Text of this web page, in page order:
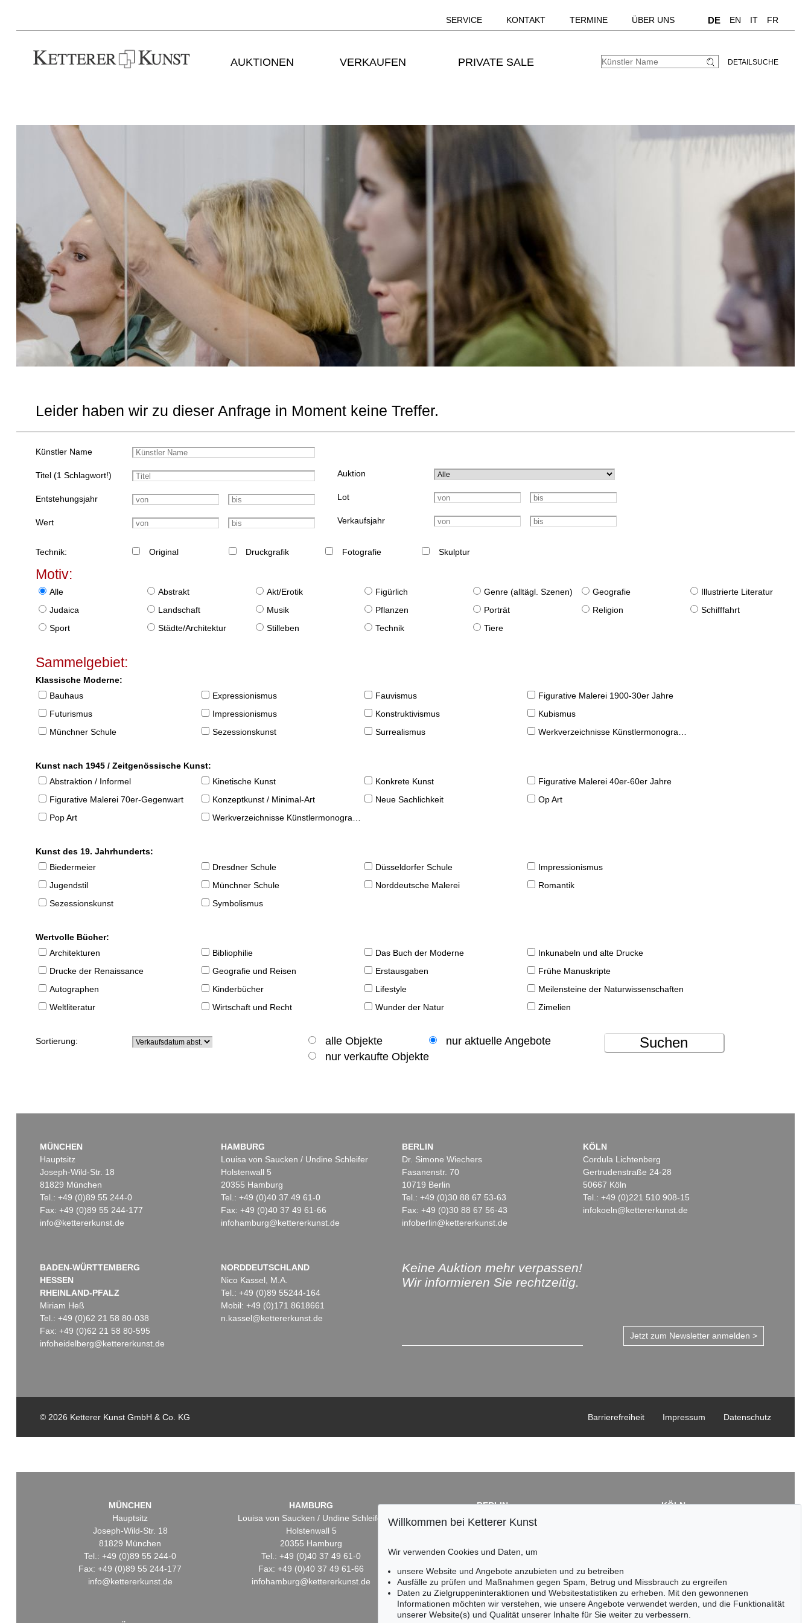
SERVICE KONTAKT TERMINE ÜBER UNS DE EN IT FR
AUKTIONEN VERKAUFEN PRIVATE SALE DETAILSUCHE
Leider haben wir zu dieser Anfrage in Moment keine Treffer.
Künstler Name
Titel (1 Schlagwort!)
Entstehungsjahr
Wert
Auktion
Lot
Verkaufsjahr
Technik: Original Druckgrafik Fotografie Skulptur
Motiv:
Alle Abstrakt Akt/Erotik Figürlich Genre (alltägl. Szenen) Geografie
Illustrierte Literatur
Judaica
Landschaft Musik Pflanzen Porträt Religion
Schifffahrt
Sport
Städte/Architektur Stilleben Technik Tiere
Sammelgebiet:
Klassische Moderne:
Bauhaus
Expressionismus Fauvismus
Figurative Malerei 1900-30er Jahre
Futurismus
Impressionismus Konstruktivismus
Kubismus
Münchner Schule
Sezessionskunst Surrealismus Werkverzeichnisse Künstlermonographien
Kunst nach 1945 / Zeitgenössische Kunst:
Abstraktion / Informel
Kinetische Kunst Konkrete Kunst
Figurative Malerei 40er-60er Jahre
Figurative Malerei 70er-Gegenwart
Konzeptkunst / Minimal-Art Neue Sachlichkeit
Op Art
Pop Art
Werkverzeichnisse Künstlermonographien
Kunst des 19. Jahrhunderts:
Biedermeier
Dresdner Schule Düsseldorfer Schule
Impressionismus
Jugendstil
Münchner Schule Norddeutsche Malerei
Romantik
Sezessionskunst
Symbolismus
Wertvolle Bücher:
Architekturen
Bibliophilie Das Buch der Moderne
Inkunabeln und alte Drucke
Drucke der Renaissance
Geografie und Reisen Erstausgaben
Frühe Manuskripte
Autographen
Kinderbücher Lifestyle
Meilensteine der Naturwissenschaften
Weltliteratur
Wirtschaft und Recht Wunder der Natur Zimelien
Sortierung: alle Objekte
nur aktuelle Angebote
nur verkaufte Objekte
Suchen
MÜNCHEN
Hauptsitz
Joseph-Wild-Str. 18
81829 München
Tel.: +49 (0)89 55 244-0
Fax: +49 (0)89 55 244-177
info@kettererkunst.de
HAMBURG
Louisa von Saucken / Undine Schleifer
Holstenwall 5
20355 Hamburg
Tel.: +49 (0)40 37 49 61-0
Fax: +49 (0)40 37 49 61-66
infohamburg@kettererkunst.de
BERLIN
Dr. Simone Wiechers
Fasanenstr. 70
10719 Berlin
Tel.: +49 (0)30 88 67 53-63
Fax: +49 (0)30 88 67 56-43
infoberlin@kettererkunst.de
KÖLN
Cordula Lichtenberg
Gertrudenstraße 24-28
50667 Köln
Tel.: +49 (0)221 510 908-15
infokoeln@kettererkunst.de
BADEN-WÜRTTEMBERG
HESSEN
RHEINLAND-PFALZ
Miriam Heß
Tel.: +49 (0)62 21 58 80-038
Fax: +49 (0)62 21 58 80-595
infoheidelberg@kettererkunst.de
NORDDEUTSCHLAND
Nico Kassel, M.A.
Tel.: +49 (0)89 55244-164
Mobil: +49 (0)171 8618661
n.kassel@kettererkunst.de
Keine Auktion mehr verpassen!
Wir informieren Sie rechtzeitig.
Jetzt zum Newsletter anmelden >
© 2026 Ketterer Kunst GmbH & Co. KG Datenschutz
Impressum
Barrierefreiheit
MÜNCHEN
Hauptsitz
Joseph-Wild-Str. 18
81829 München
Tel.: +49 (0)89 55 244-0
Fax: +49 (0)89 55 244-177
info@kettererkunst.de
HAMBURG
Louisa von Saucken / Undine Schleifer
Holstenwall 5
20355 Hamburg
Tel.: +49 (0)40 37 49 61-0
Fax: +49 (0)40 37 49 61-66
infohamburg@kettererkunst.de
BERLIN
Dr. Simone Wiechers
Tel.: +49 (0)30 88 67 53-63
Fax: +49 (0)30 88 67 56-43
infoberlin@kettererkunst.de
KÖLN
infokoeln@kettererkunst.de
Willkommen bei Ketterer Kunst
Wir verwenden Cookies und Daten, um
unsere Website und Angebote anzubieten und zu betreiben
Ausfälle zu prüfen und Maßnahmen gegen Spam, Betrug und Missbrauch zu ergreifen
Daten zu Zielgruppeninteraktionen und Websitestatistiken zu erheben. Mit den gewonnenen
Informationen möchten wir verstehen, wie unsere Angebote verwendet werden, und die Funktionalität
unserer Website(s) und Qualität unserer Inhalte für Sie weiter zu verbessern.